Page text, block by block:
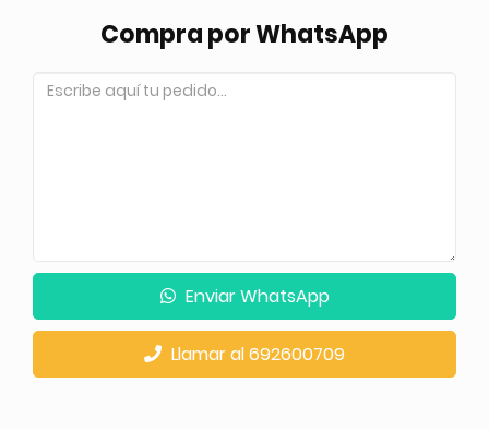
Compra por WhatsApp
Enviar WhatsApp
Llamar al 692600709